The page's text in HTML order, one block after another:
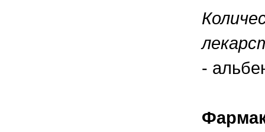
-